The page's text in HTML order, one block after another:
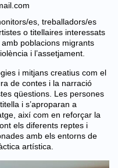
es, treballadors/es
o titellaires interessats
poblacions migrants
i l’assetjament.
i mitjans creatius com el
de contes i la narració
qüestions. Les persones
i s’aproparan a
així com en reforçar la
els diferents reptes i
amb els entorns de
artística.